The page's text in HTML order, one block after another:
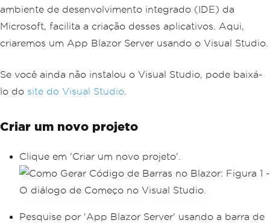
ambiente de desenvolvimento integrado (IDE) da
Microsoft, facilita a criação desses aplicativos. Aqui,
criaremos um App Blazor Server usando o Visual Studio.
Se você ainda não instalou o Visual Studio, pode baixá-
lo do site do Visual Studio.
Criar um novo projeto
Clique em 'Criar um novo projeto'.
Pesquise por 'App Blazor Server' usando a barra de